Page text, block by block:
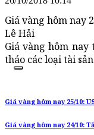
Giá vàng hôm nay
Lê Hải
Giá vàng hôm
tháo các loại tài
Giá vàng hôm nay 25/10:
Giá vàng hôm nay 24/10: